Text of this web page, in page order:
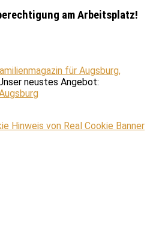
am Arbeitsplatz!
für Augsburg,
neustes Angebot:
Hinweis von Real Cookie Banner